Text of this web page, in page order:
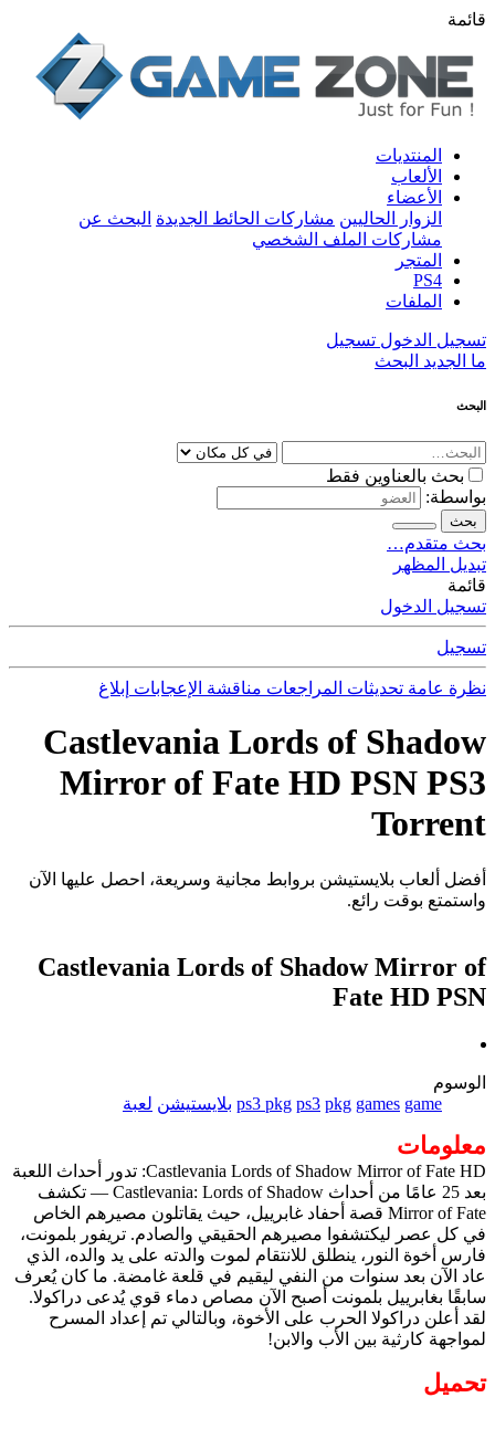
قائمة
المنتديات
الألعاب
الأعضاء
الزوار الحاليين مشاركات الحائط الجديدة البحث عن
مشاركات الملف الشخصي
المتجر
PS4
الملفات
تسجيل الدخول تسجيل
ما الجديد البحث
البحث
بحث بالعناوين فقط
بواسطة:
بحث
بحث متقدم…
تبديل المظهر
قائمة
تسجيل الدخول
تسجيل
نظرة عامة تحديثات المراجعات مناقشة الإعجابات إبلاغ
Castlevania Lords of Shadow
Mirror of Fate HD PSN PS3
Torrent
أفضل ألعاب بلايستيشن بروابط مجانية وسريعة، احصل عليها الآن
واستمتع بوقت رائع.
Castlevania Lords of Shadow Mirror of
Fate HD PSN
الوسوم
game
games
pkg
ps3
ps3 pkg بلايستيشن لعبة
معلومات
Castlevania Lords of Shadow Mirror of Fate HD: تدور أحداث اللعبة
بعد 25 عامًا من أحداث Castlevania: Lords of Shadow — تكشف
Mirror of Fate قصة أحفاد غابرييل، حيث يقاتلون مصيرهم الخاص
في كل عصر ليكتشفوا مصيرهم الحقيقي والصادم. تريفور بلمونت،
فارس أخوة النور، ينطلق للانتقام لموت والدته على يد والده، الذي
عاد الآن بعد سنوات من النفي ليقيم في قلعة غامضة. ما كان يُعرف
سابقًا بغابرييل بلمونت أصبح الآن مصاص دماء قوي يُدعى دراكولا.
لقد أعلن دراكولا الحرب على الأخوة، وبالتالي تم إعداد المسرح
لمواجهة كارثية بين الأب والابن!
تحميل